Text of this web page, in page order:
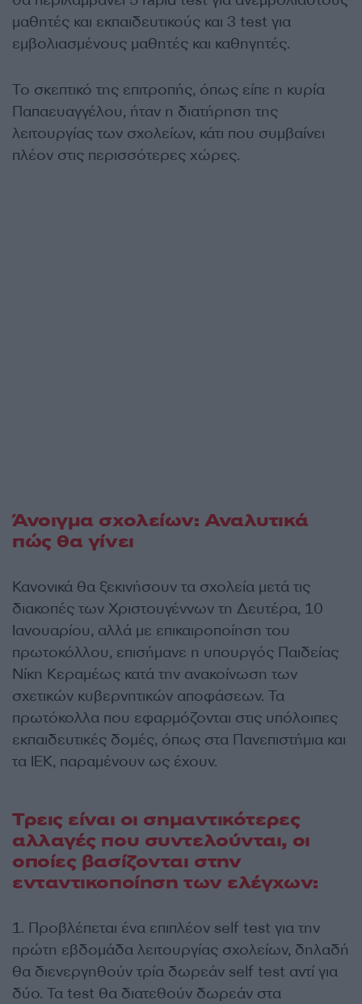
μαθητές και εκπαιδευτικούς και 3 test για
εμβολιασμένους μαθητές και καθηγητές.
Το σκεπτικό της επιτροπής, όπως είπε η κυρία
Παπαευαγγέλου, ήταν η διατήρηση της
λειτουργίας των σχολείων, κάτι που συμβαίνει
πλέον στις περισσότερες χώρες.
Άνοιγμα σχολείων: Αναλυτικά
πώς θα γίνει
Κανονικά θα ξεκινήσουν τα σχολεία μετά τις
διακοπές των Χριστουγέννων τη Δευτέρα, 10
Ιανουαρίου, αλλά με επικαιροποίηση του
πρωτοκόλλου, επισήμανε η υπουργός Παιδείας
Νίκη Κεραμέως κατά την ανακοίνωση των
σχετικών κυβερνητικών αποφάσεων. Τα
πρωτόκολλα που εφαρμόζονται στις υπόλοιπες
εκπαιδευτικές δομές, όπως στα Πανεπιστήμια και
τα ΙΕΚ, παραμένουν ως έχουν.
Τρεις είναι οι σημαντικότερες
αλλαγές που συντελούνται, οι
οποίες βασίζονται στην
ενταντικοποίηση των ελέγχων:
1. Προβλέπεται ένα επιπλέον self test για την
πρώτη εβδομάδα λειτουργίας σχολείων, δηλαδή
θα διενεργηθούν τρία δωρεάν self test αντί για
δύο. Τα test θα διατεθούν δωρεάν στα